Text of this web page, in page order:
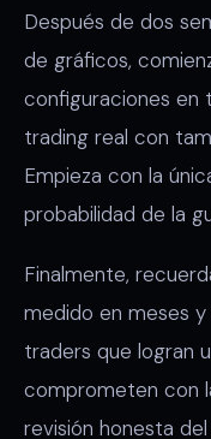
Después de dos
de gráficos,
configuraciones en
trading real con
Empieza con la
probabilidad de la
Finalmente,
medido en meses y
traders que logran
comprometen con
revisión honesta